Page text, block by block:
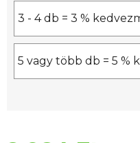
3 - 4 db = 3 %
5 vagy több db = 5 %